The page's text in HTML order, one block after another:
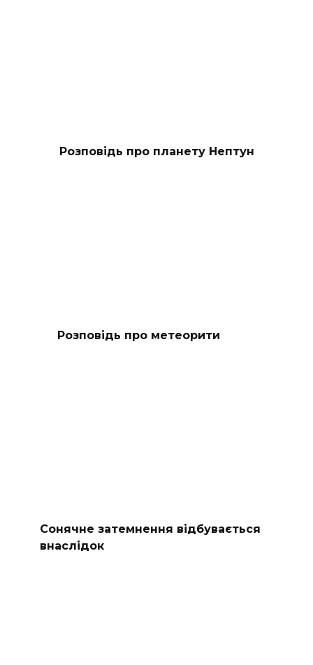
Розповідь про планету Нептун
Розповідь про метеорити
Сонячне затемнення відбувається
внаслідок